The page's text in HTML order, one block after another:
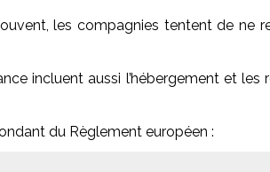
les compagnies tentent de ne
incluent aussi l’hébergement et
du Règlement européen :